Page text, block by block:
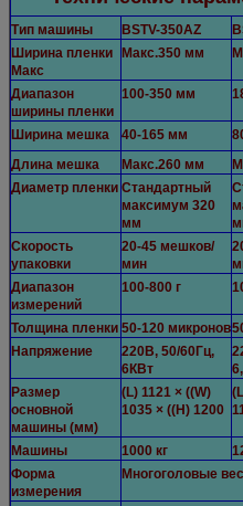
Тип машины BSTV-350AZ
Ширина пленки
Макс
Макс.350 мм
Диапазон
ширины пленки
100-350 мм
Ширина мешка 40-165 мм
Длина мешка
Макс.260 мм
Диаметр пленки Стандартный
максимум 320
мм
Скорость
упаковки
20-45 мешков/
мин
Диапазон
измерений
100-800 г
Толщина пленки 50-120 микронов
Напряжение
220В, 50/60Гц,
6КВт
Размер
основной
машины (мм)
(L) 1121 × ((W)
1035 × ((H) 1200
Машины 1000 кг
Форма
измерения
Многоголовые